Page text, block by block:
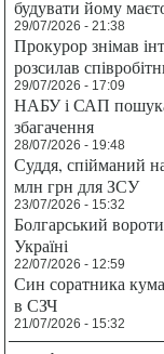
будувати йому
29/07/2026 - 21:38
Прокурор знімав
розсилав
29/07/2026 - 17:09
НАБУ і САП
збагачення
28/07/2026 - 19:48
Суддя, спійманий
млн грн для ЗСУ
23/07/2026 - 15:32
Болгарський
Україні
22/07/2026 - 12:59
Син соратника кума
в СЗЧ
21/07/2026 - 15:32